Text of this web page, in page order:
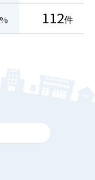
% 112件